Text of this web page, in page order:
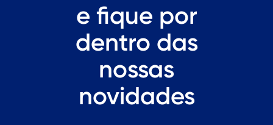
e fique por
dentro das
nossas
novidades